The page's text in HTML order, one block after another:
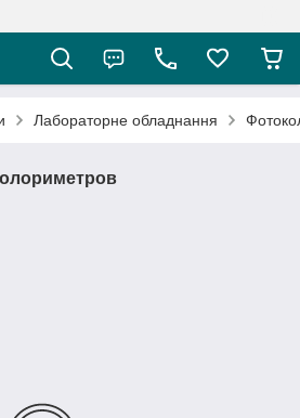
Лабораторне обладнання